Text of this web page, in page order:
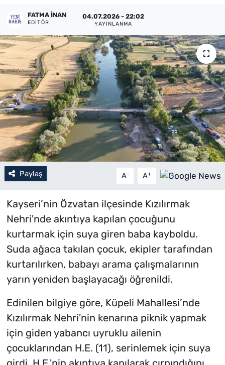
FATMA İNAN
EDITÖR
04.07.2026 - 22:02
YAYINLANMA
Paylaş A- A+
Kayseri’nin Özvatan ilçesinde Kızılırmak
Nehri'nde akıntıya kapılan çocuğunu
kurtarmak için suya giren baba kayboldu.
Suda ağaca takılan çocuk, ekipler tarafından
kurtarılırken, babayı arama çalışmalarının
yarın yeniden başlayacağı öğrenildi.
Edinilen bilgiye göre, Küpeli Mahallesi’nde
Kızılırmak Nehri'nin kenarına piknik yapmak
için giden yabancı uyruklu ailenin
çocuklarından H.E. (11), serinlemek için suya